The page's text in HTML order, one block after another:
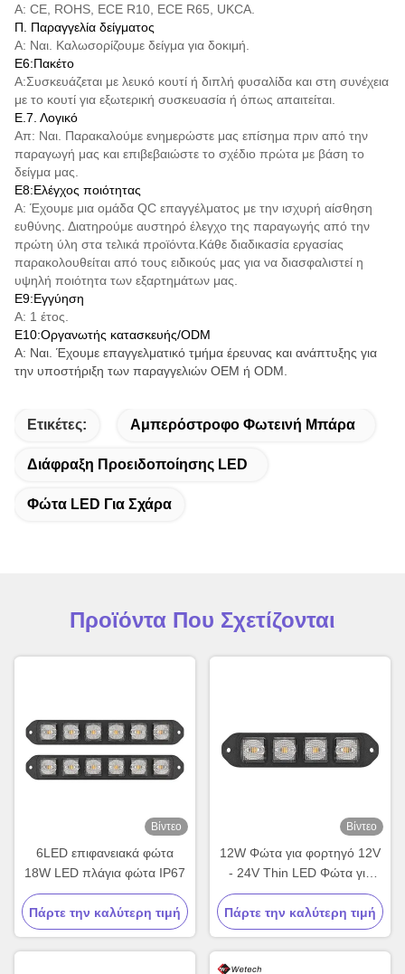
Α: CE, ROHS, ECE R10, ECE R65, UKCA.
Π. Παραγγελία δείγματος
Α: Ναι. Καλωσορίζουμε δείγμα για δοκιμή.
Ε6:Πακέτο
Α:Συσκευάζεται με λευκό κουτί ή διπλή φυσαλίδα και στη συνέχεια
με το κουτί για εξωτερική συσκευασία ή όπως απαιτείται.
Ε.7. Λογικό
Απ: Ναι. Παρακαλούμε ενημερώστε μας επίσημα πριν από την
παραγωγή μας και επιβεβαιώστε το σχέδιο πρώτα με βάση το
δείγμα μας.
Ε8:Ελέγχος ποιότητας
Α: Έχουμε μια ομάδα QC επαγγέλματος με την ισχυρή αίσθηση
ευθύνης. Διατηρούμε αυστηρό έλεγχο της παραγωγής από την
πρώτη ύλη στα τελικά προϊόντα.Κάθε διαδικασία εργασίας
παρακολουθείται από τους ειδικούς μας για να διασφαλιστεί η
υψηλή ποιότητα των εξαρτημάτων μας.
Ε9:Εγγύηση
Α: 1 έτος.
Ε10:Οργανωτής κατασκευής/ODM
Α: Ναι. Έχουμε επαγγελματικό τμήμα έρευνας και ανάπτυξης για
την υποστήριξη των παραγγελιών OEM ή ODM.
Ετικέτες: Αμπερόστροφο Φωτεινή Μπάρα
Διάφραξη Προειδοποίησης LED
Φώτα LED Για Σχάρα
Προϊόντα Που Σχετίζονται
Βίντεο
6LED επιφανειακά φώτα
18W LED πλάγια φώτα IP67
Πάρτε την καλύτερη τιμή
Βίντεο
12W Φώτα για φορτηγό 12V
- 24V Thin LED Φώτα για
φορτηγό υψηλής ισχύος
Πάρτε την καλύτερη τιμή